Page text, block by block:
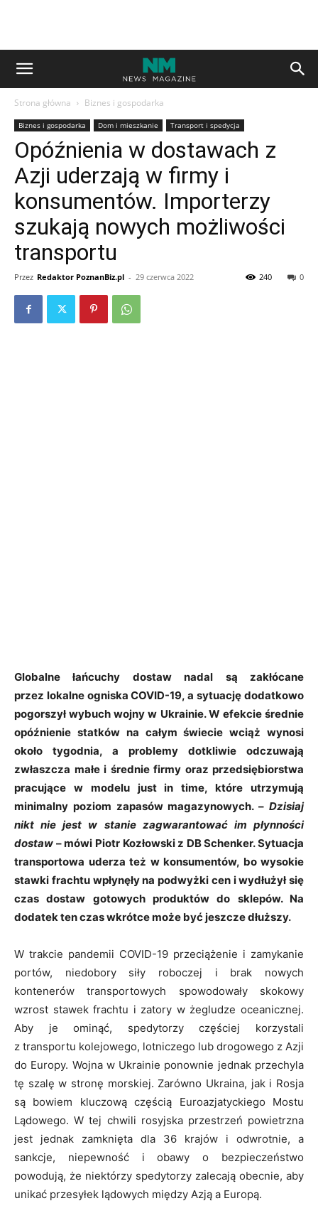
Strona główna Biznes i gospodarka
Biznes i gospodarka Dom i mieszkanie Transport i spedycja
Opóźnienia w dostawach z
Azji uderzają w firmy i
konsumentów. Importerzy
szukają nowych możliwości
transportu
Przez Redaktor PoznanBiz.pl - 29 czerwca 2022 0
240
Globalne łańcuchy dostaw nadal są zakłócane
przez lokalne ogniska COVID-19, a sytuację dodatkowo
pogorszył wybuch wojny w Ukrainie. W efekcie średnie
opóźnienie statków na całym świecie wciąż wynosi
około tygodnia, a problemy dotkliwie odczuwają
zwłaszcza małe i średnie firmy oraz przedsiębiorstwa
pracujące w modelu just in time, które utrzymują
minimalny poziom zapasów magazynowych. – Dzisiaj
nikt nie jest w stanie zagwarantować im płynności
dostaw – mówi Piotr Kozłowski z DB Schenker. Sytuacja
transportowa uderza też w konsumentów, bo wysokie
stawki frachtu wpłynęły na podwyżki cen i wydłużył się
czas dostaw gotowych produktów do sklepów. Na
dodatek ten czas wkrótcemoże być jeszcze dłuższy.
W trakcie pandemii COVID-19 przeciążenie i zamykanie
portów, niedobory siły roboczej i brak nowych
kontenerów transportowych spowodowały skokowy
wzrost stawek frachtu i zatory w żegludze oceanicznej.
Aby je ominąć, spedytorzy częściej korzystali
z transportu kolejowego, lotniczego lub drogowego z Azji
do Europy. Wojna w Ukrainie ponownie jednak przechyla
tę szalę w stronę morskiej. Zarówno Ukraina, jak i Rosja
są bowiem kluczową częścią Euroazjatyckiego Mostu
Lądowego. W tej chwili rosyjska przestrzeń powietrzna
jest jednak zamknięta dla 36 krajów i odwrotnie, a
sankcje, niepewność i obawy o bezpieczeństwo
powodują, że niektórzy spedytorzy zalecają obecnie, aby
unikać przesyłek lądowych między Azją a Europą.